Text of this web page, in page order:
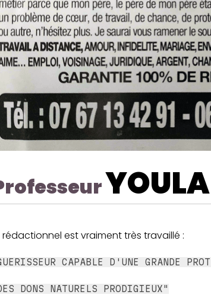
YOULA
rédactionnel est vraiment très travaillé :
CAPABLE D'UNE GRANDE
DONS NATURELS PRODIGIEUX"